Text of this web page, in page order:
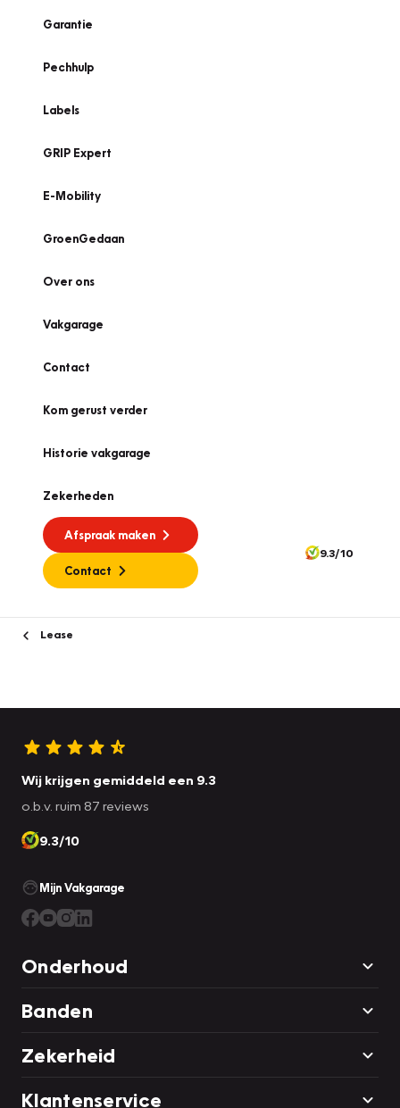
Garantie
Pechhulp
Labels
GRIP Expert
E-Mobility
GroenGedaan
Over ons
Vakgarage
Contact
Kom gerust verder
Historie vakgarage
Zekerheden
Afspraak maken
Contact
9.3/10
Lease
Wij krijgen gemiddeld een 9.3
o.b.v. ruim 87 reviews
9.3/10
Mijn Vakgarage
Onderhoud
Banden
Zekerheid
Klantenservice